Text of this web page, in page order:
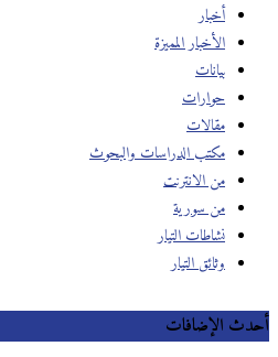
أخبار
الأخبار المميزة
بيانات
حوارات
مقالات
مكتب الدراسات والبحوث
من الانترنت
من سورية
نشاطات التيار
وثائق التيار
أحدث الإضافات